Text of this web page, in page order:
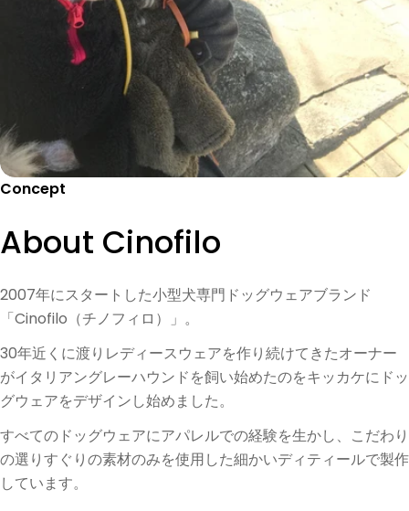
Concept
About Cinofilo
2007年にスタートした小型犬専門ドッグウェアブランド
「Cinofilo（チノフィロ）」。
30年近くに渡りレディースウェアを作り続けてきたオーナー
がイタリアングレーハウンドを飼い始めたのをキッカケにドッ
グウェアをデザインし始めました。
すべてのドッグウェアにアパレルでの経験を生かし、こだわり
の選りすぐりの素材のみを使用した細かいディティールで製作
しています。